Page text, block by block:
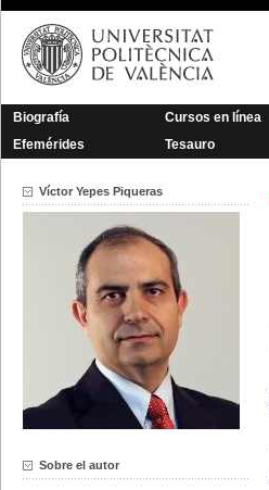
Saltar
contenido
Biografía Cursos en línea
Efemérides
Tesauro
Víctor Yepes Piqueras
Sobre el autor